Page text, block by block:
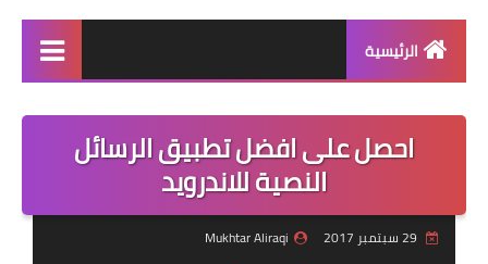
الرئيسية
مراجعات
حماية
اندرويد
احصل على افضل تطبيق الرسائل
النصية للاندرويد
Mukhtar Aliraqi